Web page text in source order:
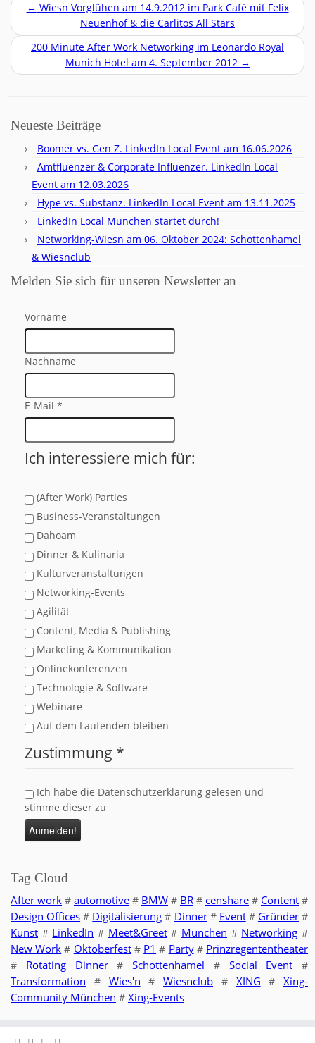
← Wiesn Vorglühen am 14.9.2012 im Park Café mit Felix
Neuenhof & die Carlitos All Stars
200 Minute After Work Networking im Leonardo Royal
Munich Hotel am 4. September 2012 →
Neueste Beiträge
Boomer vs. Gen Z. LinkedIn Local Event am 16.06.2026
Amtfluenzer & Corporate Influenzer. LinkedIn Local
Event am 12.03.2026
Hype vs. Substanz. LinkedIn Local Event am 13.11.2025
LinkedIn Local München startet durch!
Networking-Wiesn am 06. Oktober 2024: Schottenhamel
& Wiesnclub
Melden Sie sich für unseren Newsletter an
Vorname
Nachname
E-Mail *
Ich interessiere mich für:
(After Work) Parties
Business-Veranstaltungen
Dahoam
Dinner & Kulinaria
Kulturveranstaltungen
Networking-Events
Agilität
Content, Media & Publishing
Marketing & Kommunikation
Onlinekonferenzen
Technologie & Software
Webinare
Auf dem Laufenden bleiben
Zustimmung *
Ich habe die Datenschutzerklärung gelesen und
stimme dieser zu
Tag Cloud
After work # automotive # BMW # BR # censhare # Content #
Design Offices # Digitalisierung # Dinner# Event# Gründer#
Kunst # LinkedIn # Meet&Greet# München # Networking #
New Work # Oktoberfest# P1 # Party# Prinzregententheater
# Rotating Dinner# Schottenhamel # Social Event #
Transformation # Wies'n # Wiesnclub # XING # Xing-
Community München # Xing-Events